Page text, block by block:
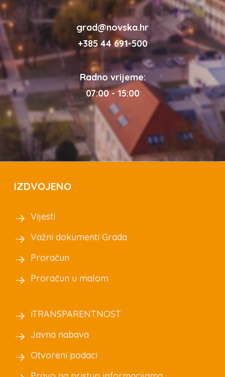
grad@novska.hr
+385 44 691-500
Radno vrijeme:
07:00 - 15:00
IZDVOJENO
Vijesti
Važni dokumenti Grada
Proračun
Proračun u malom
iTRANSPARENTNOST
Javna nabava
Otvoreni podaci